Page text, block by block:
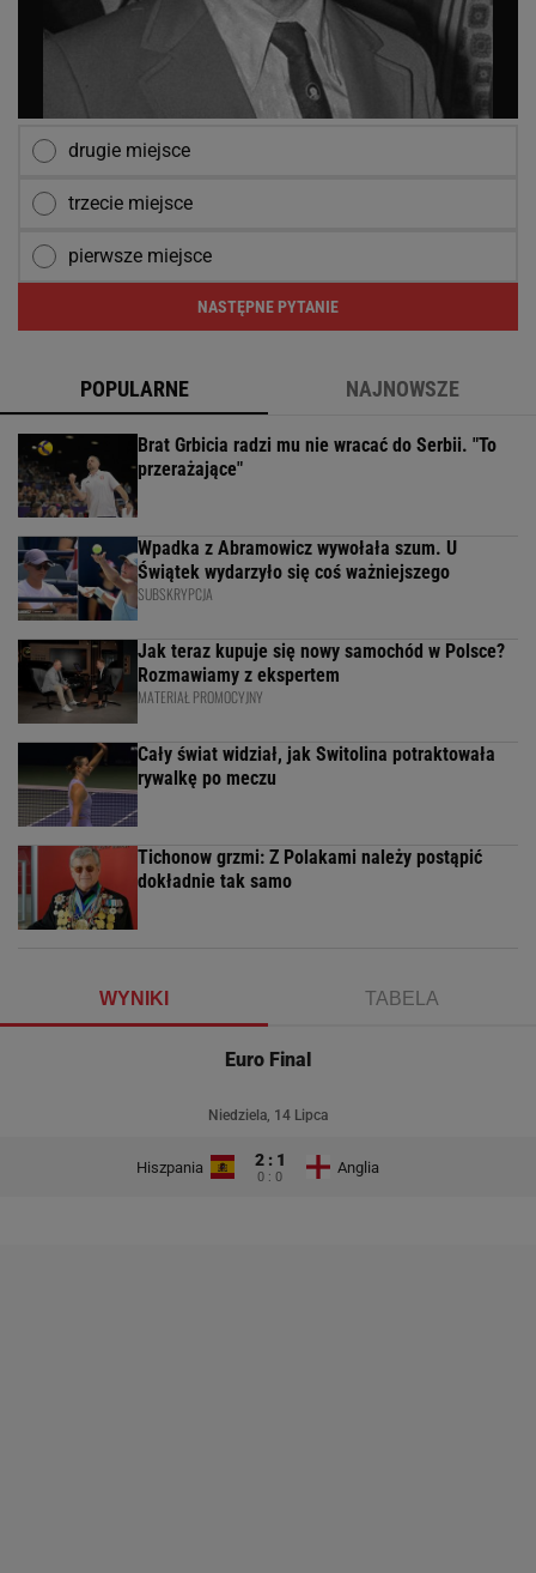
drugie miejsce
trzecie miejsce
pierwsze miejsce
NASTĘPNE PYTANIE
POPULARNE NAJNOWSZE
Brat Grbicia radzi mu nie wracać do Serbii. "To
przerażające"
Wpadka z Abramowicz wywołała szum. U
Świątek wydarzyło się coś ważniejszego
SUBSKRYPCJA
Jak teraz kupuje się nowy samochód w Polsce?
Rozmawiamy z ekspertem
MATERIAŁ PROMOCYJNY
Cały świat widział, jak Switolina potraktowała
rywalkę po meczu
Tichonow grzmi: Z Polakami należy postąpić
dokładnie tak samo
WYNIKI TABELA
Euro Final
Niedziela, 14 Lipca
Hiszpania 2 : 1
0 : 0
Anglia